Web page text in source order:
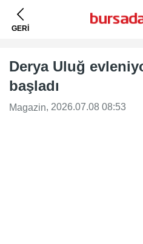
GERİ
Derya Uluğ
başladı
Magazin, 2026.07.08 08:53